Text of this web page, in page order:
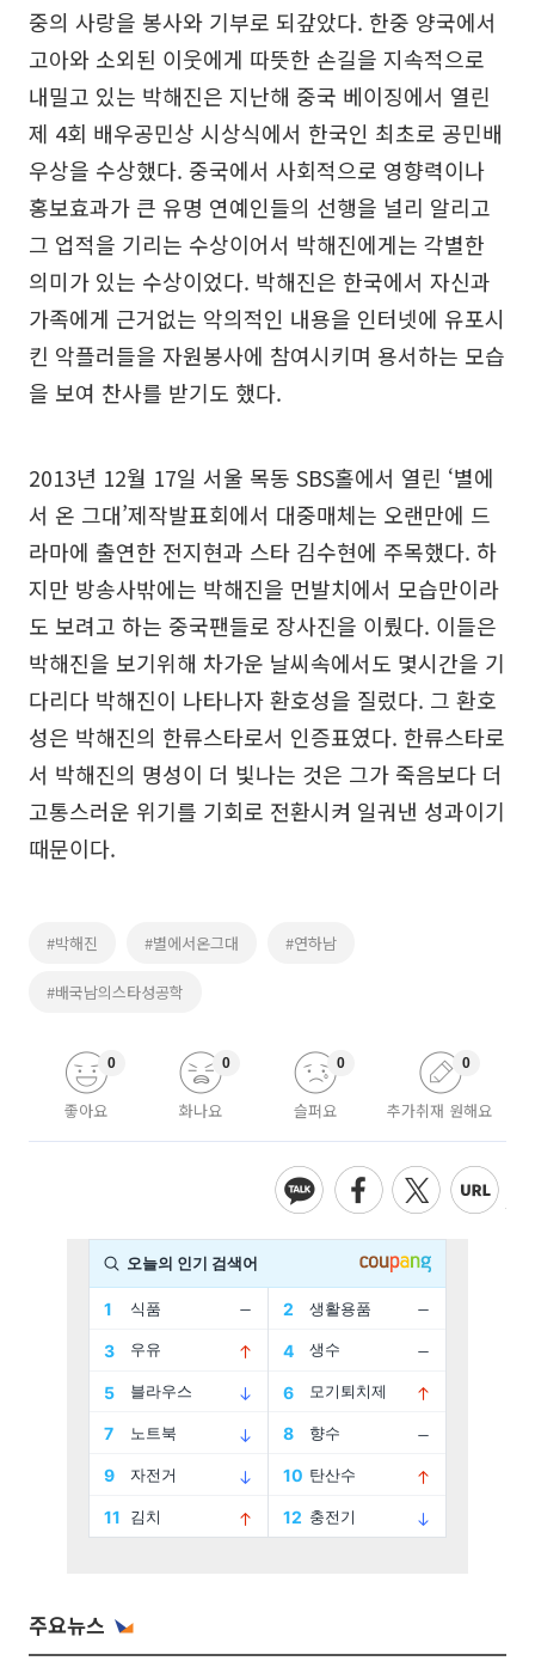
중의 사랑을 봉사와 기부로 되갚았다. 한중 양국에서
고아와 소외된 이웃에게 따뜻한 손길을 지속적으로
내밀고 있는 박해진은 지난해 중국 베이징에서 열린
제 4회 배우공민상 시상식에서 한국인 최초로 공민배
우상을 수상했다. 중국에서 사회적으로 영향력이나
홍보효과가 큰 유명 연예인들의 선행을 널리 알리고
그 업적을 기리는 수상이어서 박해진에게는 각별한
의미가 있는 수상이었다. 박해진은 한국에서 자신과
가족에게 근거없는 악의적인 내용을 인터넷에 유포시
킨 악플러들을 자원봉사에 참여시키며 용서하는 모습
을 보여 찬사를 받기도 했다.
2013년 12월 17일 서울 목동 SBS홀에서 열린 ‘별에
서 온 그대’제작발표회에서 대중매체는 오랜만에 드
라마에 출연한 전지현과 스타 김수현에 주목했다. 하
지만 방송사밖에는 박해진을 먼발치에서 모습만이라
도 보려고 하는 중국팬들로 장사진을 이뤘다. 이들은
박해진을 보기위해 차가운 날씨속에서도 몇시간을 기
다리다 박해진이 나타나자 환호성을 질렀다. 그 환호
성은 박해진의 한류스타로서 인증표였다. 한류스타로
서 박해진의 명성이 더 빛나는 것은 그가 죽음보다 더
고통스러운 위기를 기회로 전환시켜 일궈낸 성과이기
때문이다.
#박해진 #별에서온그대 #연하남
#배국남의스타성공학
좋아요
0
화나요
0
슬퍼요
0
추가취재 원해요
0
주요뉴스